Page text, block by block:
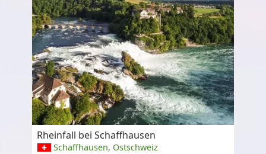
Rheinfall bei Schaffhausen
Schaffhausen, Ostschweiz